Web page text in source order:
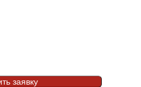
заявку